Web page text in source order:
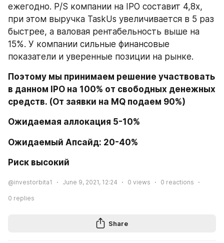
ежегодно. P/S компании на IPO составит 4,8х,
при этом выручка TaskUs увеличивается в 5 раз
быстрее, а валовая рентабельность выше на
15%. У компании сильные финансовые
показатели и уверенные позиции на рынке.
Поэтому мы принимаем решение участвовать
в данном IPO на 100% от свободных денежных
средств. (От заявки на MQ подаем 90%)
Ожидаемая аллокация 5-10%
Ожидаемый Апсайд: 20-40%
Риск высокий
@investorbita1 June 9, 2021, 12:24 0 views 0 reactions
0 replies
Share